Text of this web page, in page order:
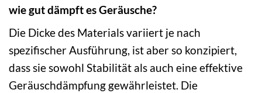
wie gut dämpft es Geräusche?
Die Dicke des Materials variiert je nach
spezifischer Ausführung, ist aber so konzipiert,
dass sie sowohl Stabilität als auch eine effektive
Geräuschdämpfung gewährleistet. Die